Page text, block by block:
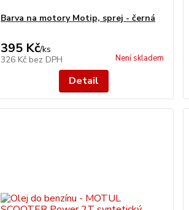
Barva na motory Motip, sprej - černá
395 Kč/ks
326 Kč bez DPH Není skladem
Detail